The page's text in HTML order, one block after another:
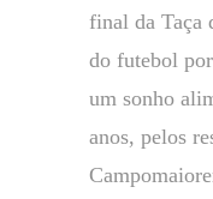
final da Taça
do futebol
um sonho
anos, pelos